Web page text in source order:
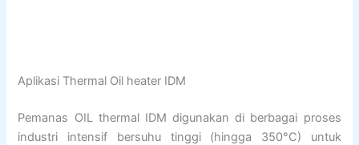
Aplikasi Thermal Oil heater IDM
Pemanas OIL thermal IDM digunakan di berbagai proses
industri intensif bersuhu tinggi (hingga 350°C) untuk